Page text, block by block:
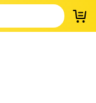
登